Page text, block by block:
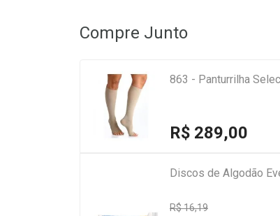
Compre Junto
863 - Panturrilha
R$ 289,00
Discos de Algodão
R$ 16,19